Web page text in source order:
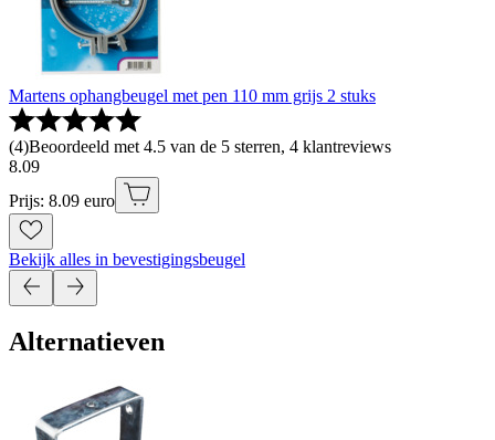
Martens ophangbeugel met pen 110 mm grijs 2 stuks
(4)Beoordeeld met 4.5 van de 5 sterren, 4 klantreviews
8.09
Prijs: 8.09 euro
Bekijk alles in bevestigingsbeugel
Alternatieven